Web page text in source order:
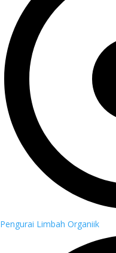
Pengurai Limbah Organiik